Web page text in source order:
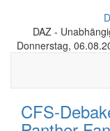
DAZ -
Donnerstag,
CFS-